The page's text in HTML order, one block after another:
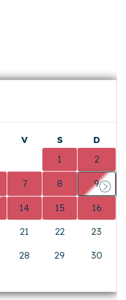
V S
D
0 1 2
7 8 9
28 29 30